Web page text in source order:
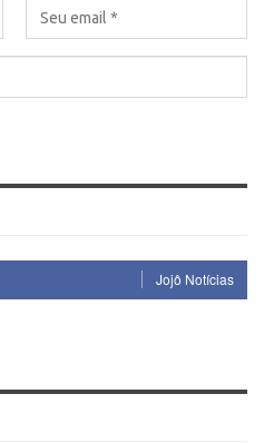
Jojô Notícias